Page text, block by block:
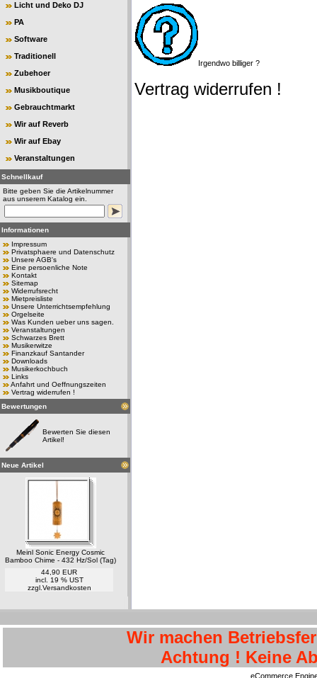
Licht und Deko DJ
PA
Software
Traditionell
Zubehoer
Musikboutique
Gebrauchtmarkt
Wir auf Reverb
Wir auf Ebay
Veranstaltungen
Schnellkauf
Bitte geben Sie die Artikelnummer
aus unserem Katalog ein.
Informationen
Impressum
Privatsphaere und Datenschutz
Unsere AGB's
Eine persoenliche Note
Kontakt
Sitemap
Widerrufsrecht
Mietpreisliste
Unsere Unterrichtsempfehlung
Orgelseite
Was Kunden ueber uns sagen.
Veranstaltungen
Schwarzes Brett
Musikerwitze
Finanzkauf Santander
Downloads
Musikerkochbuch
Links
Anfahrt und Oeffnungszeiten
Vertrag widerrufen !
Bewertungen
Bewerten Sie diesen
Artikel!
Neue Artikel
Meinl Sonic Energy Cosmic
Bamboo Chime - 432 Hz/Sol (Tag)
44,90 EUR
incl. 19 % UST
zzgl. Versandkosten
Irgendwo billiger ?
Vertrag widerrufen !
Wir machen
Achtung ! Keine
eCommerce